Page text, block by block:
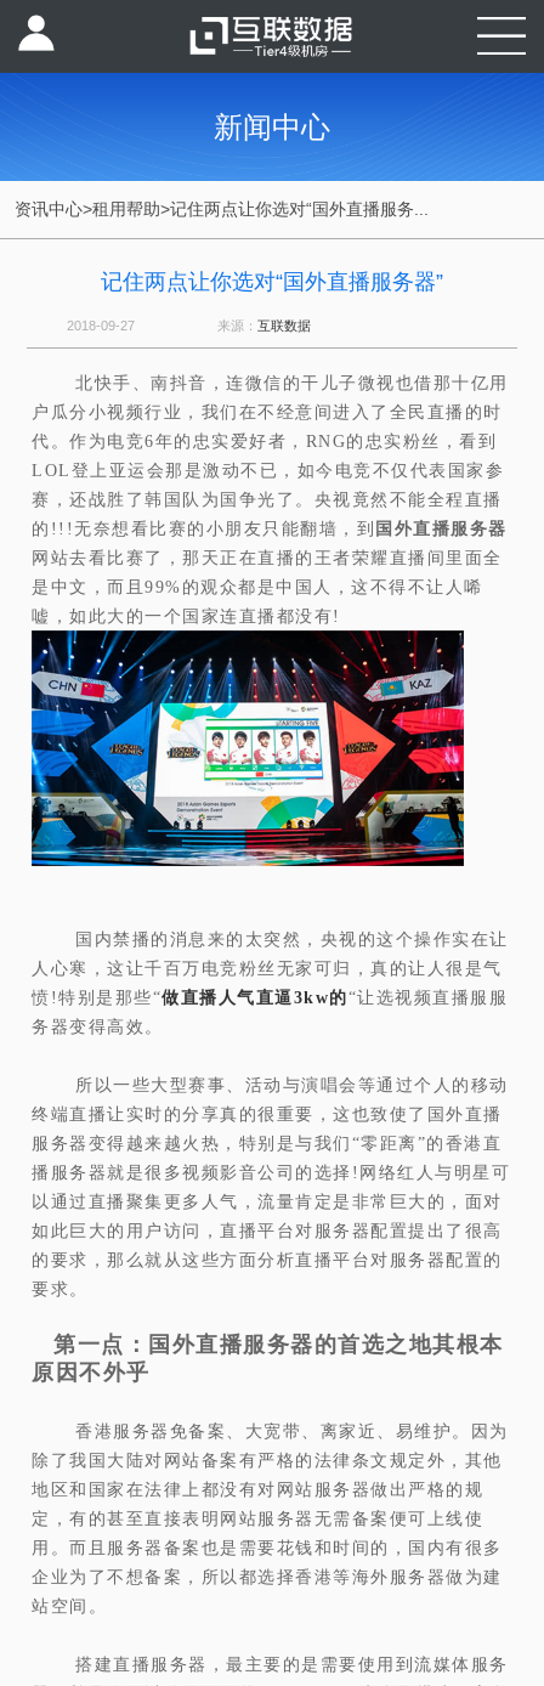
新闻中心
资讯中心>租用帮助>记住两点让你选对“国外直播服务...
记住两点让你选对“国外直播服务器”
2018-09-27 来源： 互联数据
北快手、南抖音，连微信的干儿子微视也借那十亿用
户瓜分小视频行业，我们在不经意间进入了全民直播的时
代。作为电竞6年的忠实爱好者，RNG的忠实粉丝，看到
LOL登上亚运会那是激动不已，如今电竞不仅代表国家参
赛，还战胜了韩国队为国争光了。央视竟然不能全程直播
的!!!无奈想看比赛的小朋友只能翻墙，到 国外直播服务器
网站去看比赛了，那天正在直播的王者荣耀直播间里面全
是中文，而且99%的观众都是中国人，这不得不让人唏
嘘，如此大的一个国家连直播都没有!
国内禁播的消息来的太突然，央视的这个操作实在让
人心寒，这让千百万电竞粉丝无家可归，真的让人很是气
愤!特别是那些“做直播人气直逼3kw的“让选视频直播服服
务器变得高效。
所以一些大型赛事、活动与演唱会等通过个人的移动
终端直播让实时的分享真的很重要，这也致使了国外直播
服务器变得越来越火热，特别是与我们“零距离”的香港直
播服务器就是很多视频影音公司的选择!网络红人与明星可
以通过直播聚集更多人气，流量肯定是非常巨大的，面对
如此巨大的用户访问，直播平台对服务器配置提出了很高
的要求，那么就从这些方面分析直播平台对服务器配置的
要求。
第一点：国外直播服务器的首选之地其根本
原因不外乎
香港服务器免备案、大宽带、离家近、易维护。因为
除了我国大陆对网站备案有严格的法律条文规定外，其他
地区和国家在法律上都没有对网站服务器做出严格的规
定，有的甚至直接表明网站服务器无需备案便可上线使
用。而且服务器备案也是需要花钱和时间的，国内有很多
企业为了不想备案，所以都选择香港等海外服务器做为建
站空间。
搭建直播服务器，最主要的是需要使用到流媒体服务